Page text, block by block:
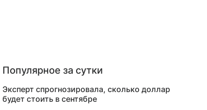
Популярное за сутки
Эксперт спрогнозировала, сколько доллар
будет стоить в сентябре